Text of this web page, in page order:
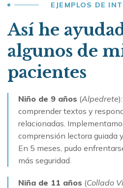
EJEMPLOS DE
Así he
algunos de
pacientes
Niño de 9 años (Alpedrete
comprender textos y
relacionadas.
comprensión lectora guiada
En 5 meses, pudo
más seguridad.
Niña de 11 años (Collado